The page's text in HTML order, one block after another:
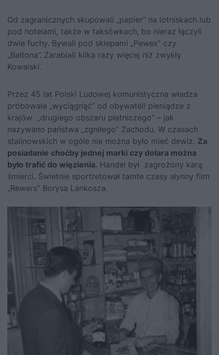
Od zagranicznych skupowali „papier” na lotniskach lub
pod hotelami, także w taksówkach, bo nieraz łączyli
dwie fuchy. Bywali pod sklepami „Pewex” czy
„Baltona”. Zarabiali kilka razy więcej niż zwykły
Kowalski.
Przez 45 lat Polski Ludowej komunistyczna władza
próbowała „wyciągnąć” od obywateli pieniądze z
krajów „drugiego obszaru płatniczego” – jak
nazywano państwa „zgniłego” Zachodu. W czasach
stalinowskich w ogóle nie można było mieć dewiz. Za
posiadanie choćby jednej marki czy dolara można
było trafić do więzienia. Handel był zagrożony karą
śmierci. Świetnie sportretował tamte czasy słynny film
„Rewers” Borysa Lankosza.